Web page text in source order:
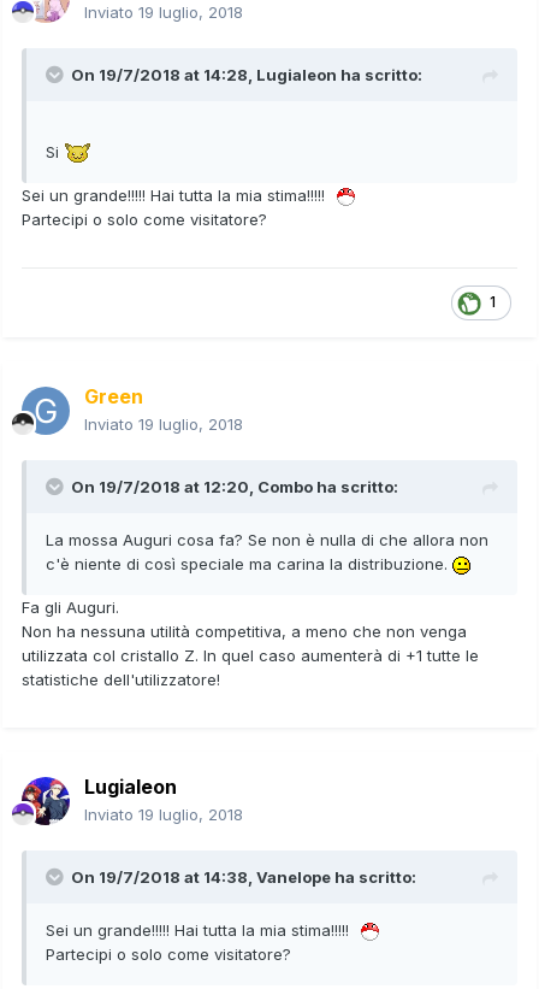
Inviato 19 luglio, 2018
On 19/7/2018 at 14:28, Lugialeon ha scritto:
Si
Sei un grande!!!!! Hai tutta la mia stima!!!!!
Partecipi o solo come visitatore?
1
Green
Inviato 19 luglio, 2018
On 19/7/2018 at 12:20, Combo ha scritto:
La mossa Auguri cosa fa? Se non è nulla di che allora non
c'è niente di così speciale ma carina la distribuzione.
Fa gli Auguri.
Non ha nessuna utilità competitiva, a meno che non venga
utilizzata col cristallo Z. In quel caso aumenterà di +1 tutte le
statistiche dell'utilizzatore!
Lugialeon
Inviato 19 luglio, 2018
On 19/7/2018 at 14:38, Vanelope ha scritto:
Sei un grande!!!!! Hai tutta la mia stima!!!!!
Partecipi o solo come visitatore?